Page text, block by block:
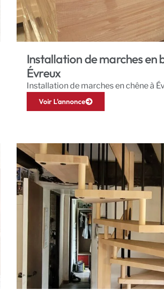
Installation de marches en
Évreux
Installation de marches en chêne à
Voir L'annonce